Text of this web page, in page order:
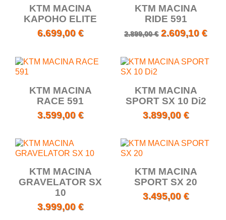
KTM MACINA
KAPOHO ELITE
6.699,00 €
KTM MACINA
RIDE 591
2.899,00 € 2.609,10 €
KTM MACINA
RACE 591
3.599,00 €
KTM MACINA
SPORT SX 10 Di2
3.899,00 €
KTM MACINA
GRAVELATOR SX
10
3.999,00 €
KTM MACINA
SPORT SX 20
3.495,00 €